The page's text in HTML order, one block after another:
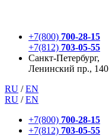
+7(800) 700-28-15
+7(812) 703-05-55
Санкт-Петербург,
Ленинский пр., 140
RU / EN
RU / EN
+7(800) 700-28-15
+7(812) 703-05-55